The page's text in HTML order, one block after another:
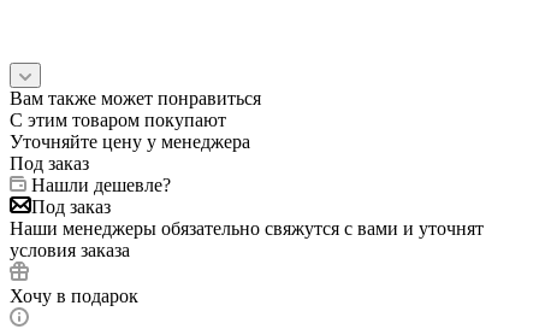
Вам также может понравиться
С этим товаром покупают
Уточняйте цену у менеджера
Под заказ
Нашли дешевле?
Под заказ
Наши менеджеры обязательно свяжутся с вами и уточнят
условия заказа
Хочу в подарок